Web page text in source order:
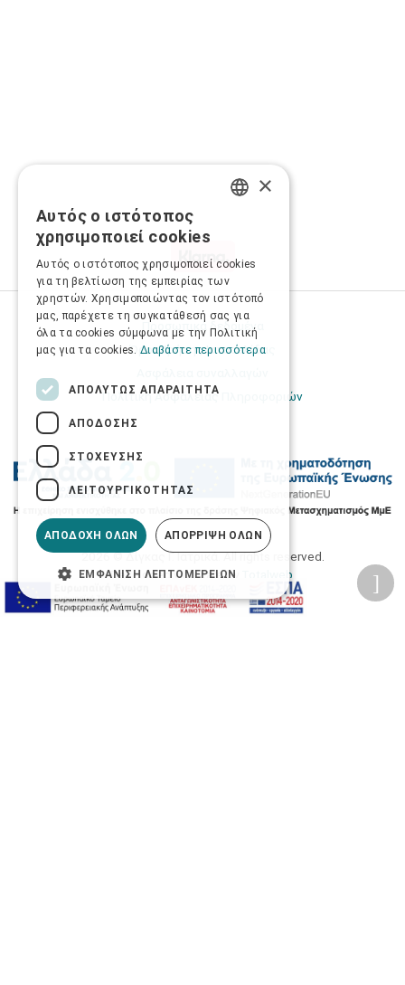
Προσωπικά δεδομένα
Όροι Χρήσης Ιστοσελίδας
Πολιτική Ασφάλειας Πληροφοριών
2026 © Δίγκας Γ. Ιατρικά. All rights reserved.
Developed with care by
Totalweb
×
Αυτός ο ιστότοπος
χρησιμοποιεί cookies
Αυτός ο ιστότοπος χρησιμοποιεί cookies
για τη βελτίωση της εμπειρίας των
χρηστών. Χρησιμοποιώντας τον ιστότοπό
μας, παρέχετε τη συγκατάθεσή σας για
όλα τα cookies σύμφωνα με την Πολιτική
μας για τα cookies. Διαβάστε περισσότερα
ΑΠΟΛΎΤΩΣ ΑΠΑΡΑΊΤΗΤΑ
ΑΠΌΔΟΣΗΣ
ΣΤΌΧΕΥΣΗΣ
ΛΕΙΤΟΥΡΓΙΚΌΤΗΤΑΣ
ΑΠΟΔΟΧΉ ΌΛΩΝ ΑΠΌΡΡΙΨΗ ΌΛΩΝ
ΕΜΦΆΝΙΣΗ ΛΕΠΤΟΜΕΡΕΙΏΝ